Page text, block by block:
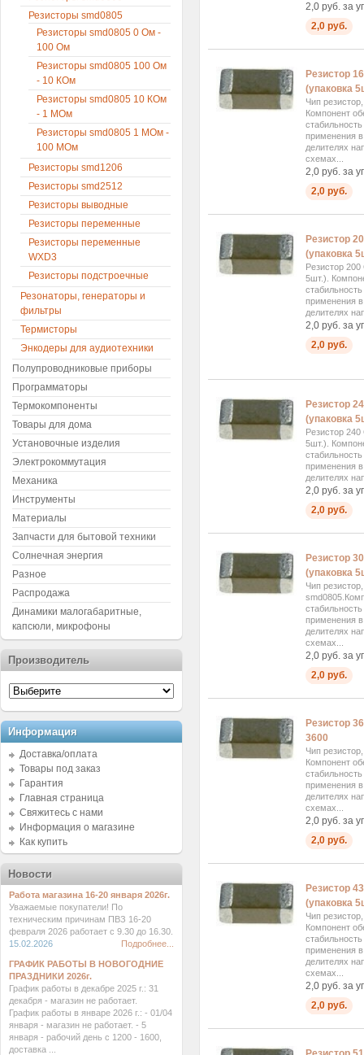
2,0 руб. за
2,0 руб.
Резистор
(упаковка
Чип
Компонент
применения в
делителях
схемах...
2,0 руб. за
2,0 руб.
Резистор
(упаковка
Резистор
5шт.).
применения в
делителях
2,0 руб. за
2,0 руб.
Резистор
(упаковка
Резистор
5шт.).
применения в
делителях
2,0 руб. за
2,0 руб.
Резистор
(упаковка
Чип
применения в
делителях
схемах...
2,0 руб. за
2,0 руб.
Резистор
3600
Чип
Компонент
применения в
делителях
схемах...
2,0 руб. за
2,0 руб.
Резистор
(упаковка
Чип
Компонент
применения в
делителях
схемах...
2,0 руб. за
2,0 руб.
Резисторы smd0805
Резисторы smd0805 0 Ом -
100 Ом
Резисторы smd0805 100 Ом
- 10 КОм
Резисторы smd0805 10 КОм
- 1 МОм
Резисторы smd0805 1 МОм -
100 МОм
Резисторы smd1206
Резисторы smd2512
Резисторы выводные
Резисторы переменные
Резисторы переменные
WXD3
Резисторы подстроечные
Резонаторы, генераторы и
фильтры
Термисторы
Энкодеры для аудиотехники
Полупроводниковые приборы
Программаторы
Термокомпоненты
Товары для дома
Установочные изделия
Электрокоммутация
Механика
Инструменты
Материалы
Запчасти для бытовой техники
Солнечная энергия
Разное
Распродажа
Динамики малогабаритные,
капсюли, микрофоны
Производитель
Информация
Доставка/оплата
Товары под заказ
Гарантия
Главная страница
Свяжитесь с нами
Информация о магазине
Как купить
Новости
Работа магазина 16-20 января 2026г.
Уважаемые покупатели! По
техническим причинам ПВЗ 16-20
февраля 2026 работает с 9.30 до 16.30.
15.02.2026
Подробнее...
ГРАФИК РАБОТЫ В НОВОГОДНИЕ
ПРАЗДНИКИ 2026г.
График работы в декабре 2025 г.: 31
декабря - магазин не работает.
График работы в январе 2026 г.: - 01/04
января - магазин не работает. - 5
января - рабочий день с 1200 - 1600,
доставка ...